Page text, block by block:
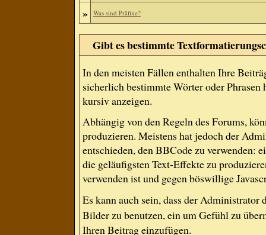
» Was sind Präfixe?
Gibt es bestimmte
In den meisten Fällen enthalten Ihre
sicherlich bestimmte Wörter oder
kursiv anzeigen.
Abhängig von den Regeln des Forums,
produzieren. Meistens hat jedoch der
entschieden, den BBCode zu verwenden:
die geläufigsten Text-Effekte zu
verwenden ist und gegen böswillige
Es kann auch sein, dass der Administrator
Bilder zu benutzen, ein um Gefühl zu
Ihren Beitrag einzufügen.